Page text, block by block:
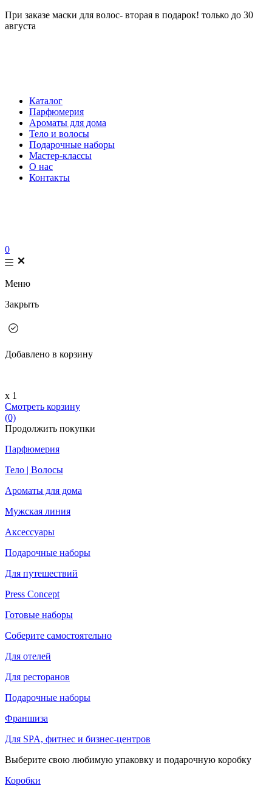
При заказе маски для волос- вторая в подарок! только до 30
августа
Каталог
Парфюмерия
Ароматы для дома
Тело и волосы
Подарочные наборы
Мастер-классы
О нас
Контакты
0
Меню
Закрыть
Добавлено в корзину
х 1
Смотреть корзину
(0)
Продолжить покупки
Парфюмерия
Тело | Волосы
Ароматы для дома
Мужская линия
Аксессуары
Подарочные наборы
Для путешествий
Press Concept
Готовые наборы
Соберите самостоятельно
Для отелей
Для ресторанов
Подарочные наборы
Франшиза
Для SPA, фитнес и бизнес-центров
Выберите свою любимую упаковку и подарочную коробку
Коробки